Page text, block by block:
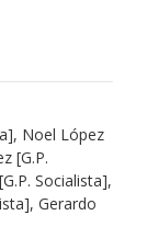
Noel López
[G.P.
Socialista],
Gerardo